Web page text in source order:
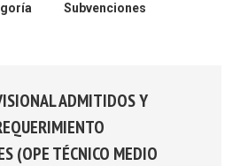
Subvenciones
ADMITIDOS Y
(OPE TÉCNICO MEDIO